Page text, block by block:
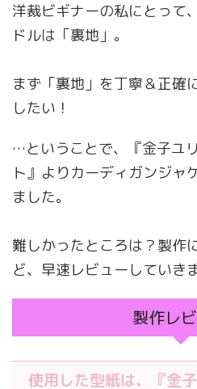
洋裁ビギナーの私にとって
ドルは「裏地」。
まず「裏地」を丁寧＆正確
したい！
…ということで、『金子ユ
ト』よりカーディガンジャ
ました。
難しかったところは？製作
ど、早速レビューしていき
製作レ
使用した型紙は、『金